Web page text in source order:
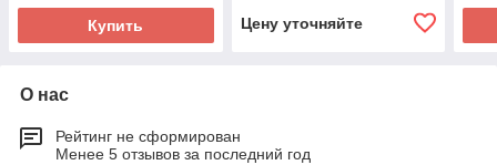
Купить Цену уточняйте
О нас
Рейтинг не сформирован
Менее 5 отзывов за последний год